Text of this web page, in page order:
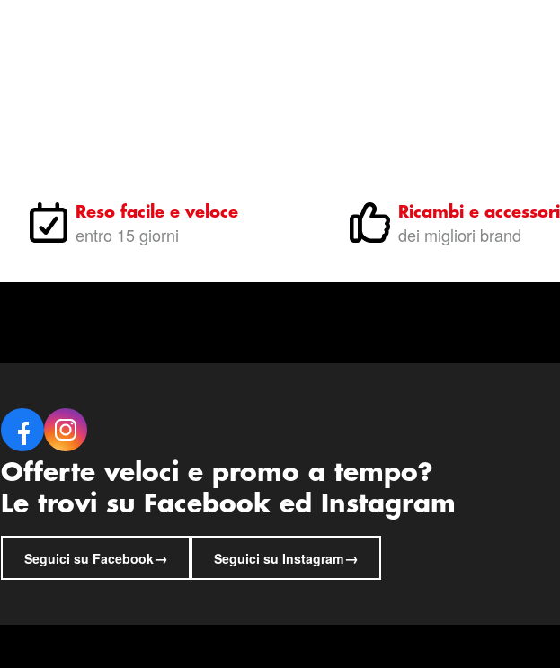
Reso facile e veloce
entro 15 giorni
Ricambi e accessori
dei migliori brand
Offerte veloci e promo a tempo?
Le trovi su Facebook ed Instagram
Seguici su Facebook→ Seguici su Instagram→